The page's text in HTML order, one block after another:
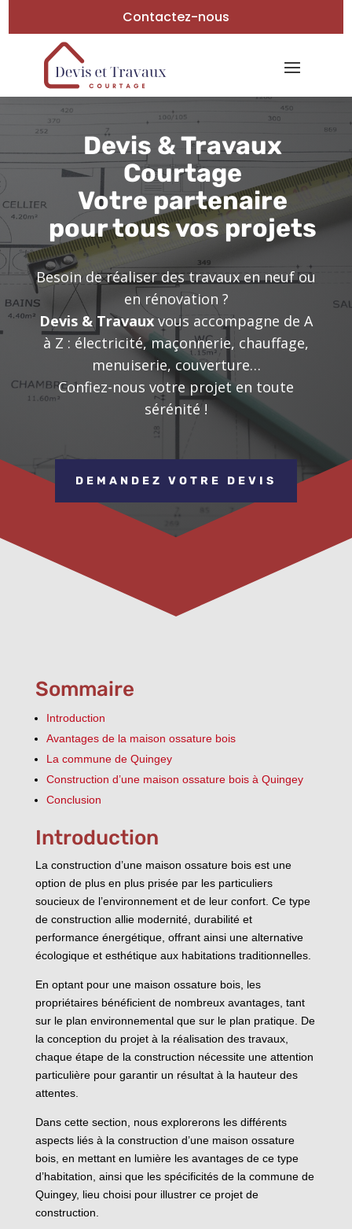
Contactez-nous
Devis & Travaux
Courtage
Votre partenaire
pour tous vos projets
Besoin de réaliser des travaux en neuf ou
en rénovation ?
Devis & Travaux vous accompagne de A
à Z : électricité, maçonnerie, chauffage,
menuiserie, couverture…
Confiez-nous votre projet en toute
sérénité !
DEMANDEZ VOTRE DEVIS
Sommaire
Introduction
Avantages de la maison ossature bois
La commune de Quingey
Construction d’une maison ossature bois à Quingey
Conclusion
Introduction
La construction d’une maison ossature bois est une
option de plus en plus prisée par les particuliers
soucieux de l’environnement et de leur confort. Ce type
de construction allie modernité, durabilité et
performance énergétique, offrant ainsi une alternative
écologique et esthétique aux habitations traditionnelles.
En optant pour une maison ossature bois, les
propriétaires bénéficient de nombreux avantages, tant
sur le plan environnemental que sur le plan pratique. De
la conception du projet à la réalisation des travaux,
chaque étape de la construction nécessite une attention
particulière pour garantir un résultat à la hauteur des
attentes.
Dans cette section, nous explorerons les différents
aspects liés à la construction d’une maison ossature
bois, en mettant en lumière les avantages de ce type
d’habitation, ainsi que les spécificités de la commune de
Quingey, lieu choisi pour illustrer ce projet de
construction.